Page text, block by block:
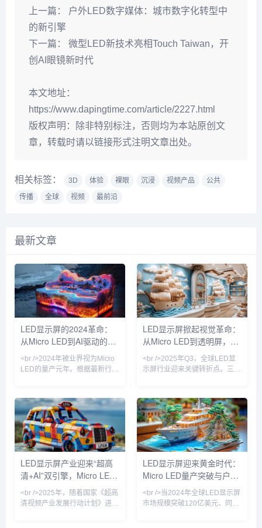
上一篇：
户外LED数字媒体：城市数字化转型中
的新引擎
下一篇： 微型LED新技术亮相Touch Taiwan，开
创AI眼镜新时代
本文地址：
https://www.dapingtime.com/article/2227.html
版权声明：
除非特别标注，否则均为本站原创文
章，转载时请以链接形式注明文章出处。
相关标签： 3D 体验 裸眼 沉浸 视频产品
公共
传播
全球 视频 最前沿
最新文章
LED显示屏的2024革命：
从Micro LED到AI驱动的智
能像素，千亿市场迎来爆发
前夜
<br />2024年被业界视为Micro
LED的量产元年。根据最新行业
移技术上取得关键突破，将
Micro LED芯片的良率提升至
99.99%以上。这意味着LED显
示屏的分辨率首次全面超越
OLED，像素间距可以缩小至
0.3毫米以下，在高端商显、车
载显示和可穿戴设备上实现了
“无拼接缝”的视觉体验。与此同
术加速普及，
LED显示屏掀起视觉革命：
从Micro LED到透明屏，技
术迭代重塑千亿市场
<br />2025年Q3，全球LED显
示屏行业迎来关键转折点。三
示产品，像素间距首次突破P0.3
以下，亮度达到10,000尼特以
上，相较传统OLED在户外强光
下的可视性提升近4倍。与此同
时，国内厂商利亚德与洲明科技
宣布其Micro LED巨量转移良率
已超过99.99%，使得单位成本
较两年前下降约60%。行业分析
LED显示屏产业迎来“超高
清+AI”双引擎，Micro LED
量产提速重塑户外媒体新格
局
<br />2025年，随着国家《超高
清视频产业发展行动计划》进入
LED显示屏迎来黄金时代：
Micro LED量产突破与户外
广告革命
<br />当2024年全球LED显示屏
市场规模突破120亿美元、同比